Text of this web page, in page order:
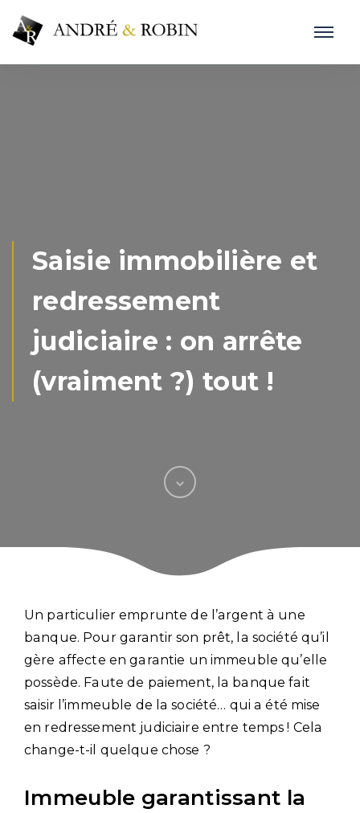
Saisie immobilière et
redressement
judiciaire : on arrête
(vraiment ?) tout !
Un particulier emprunte de l’argent à une
banque. Pour garantir son prêt, la société qu’il
gère affecte en garantie un immeuble qu’elle
possède. Faute de paiement, la banque fait
saisir l’immeuble de la société… qui a été mise
en redressement judiciaire entre temps ! Cela
change-t-il quelque chose ?
Immeuble garantissant la